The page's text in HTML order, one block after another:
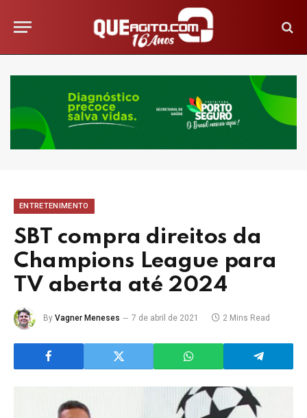
ENTRETENIMENTO
SBT compra direitos da
Champions League para
TV aberta até 2024
By Vagner Meneses 7 de abril de 2021 2 Mins Read